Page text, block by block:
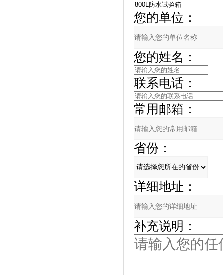
您的单位：
您的姓名：
联系电话：
常用邮箱：
省份：
详细地址：
补充说明：